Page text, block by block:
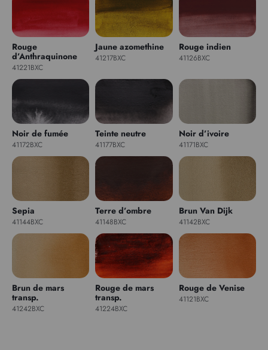
Rouge
d’Anthraquinone
41221BXC
Jaune azomethine
41217BXC
Rouge indien
41126BXC
Noir de fumée
41172BXC
Teinte neutre
41177BXC
Noir d’ivoire
41171BXC
Sepia
41144BXC
Terre d’ombre
41148BXC
Brun Van Dijk
41142BXC
Brun de mars
transp.
41242BXC
Rouge de mars
transp.
41224BXC
Rouge de Venise
41121BXC